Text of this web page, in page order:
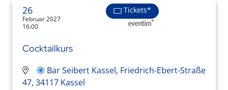
26
Februar 2027
16:00
Tickets*
Cocktailkurs
Bar Seibert Kassel, Friedrich-Ebert-Straße
47, 34117 Kassel